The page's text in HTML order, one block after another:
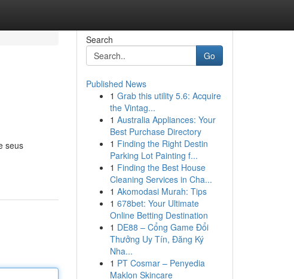
seus
Search
Go
Published News
1 Grab this utility 5.6: Acquire
the Vintag...
1 Australia Appliances: Your
Best Purchase Directory
1 Finding the Right Destin
Parking Lot Painting f...
1 Finding the Best House
Cleaning Services in Cha...
1 Akomodasi Murah: Tips
1 678bet: Your Ultimate
Online Betting Destination
1 DE88 – Cổng Game Đổi
Thưởng Uy Tín, Đăng Ký
Nha...
1 PT Cosmar – Penyedia
Maklon Skincare